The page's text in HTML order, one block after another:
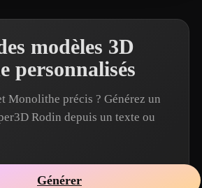
modèles 3D
personnalisés
Monolithe précis ? Générez un
Rodin depuis un texte ou
Générer